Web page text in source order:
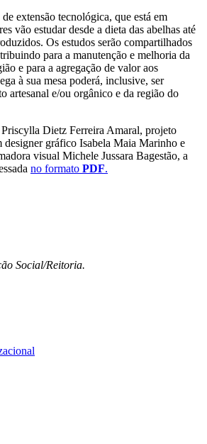
extensão tecnológica, que está em
vão estudar desde a dieta das abelhas até
Os estudos serão compartilhados
para a manutenção e melhoria da
e para a agregação de valor aos
à sua mesa poderá, inclusive, ser
artesanal e/ou orgânico e da região do
Dietz Ferreira Amaral, projeto
designer gráfico Isabela Maia Marinho e
visual Michele Jussara Bagestão, a
no formato PDF.
Social/Reitoria.